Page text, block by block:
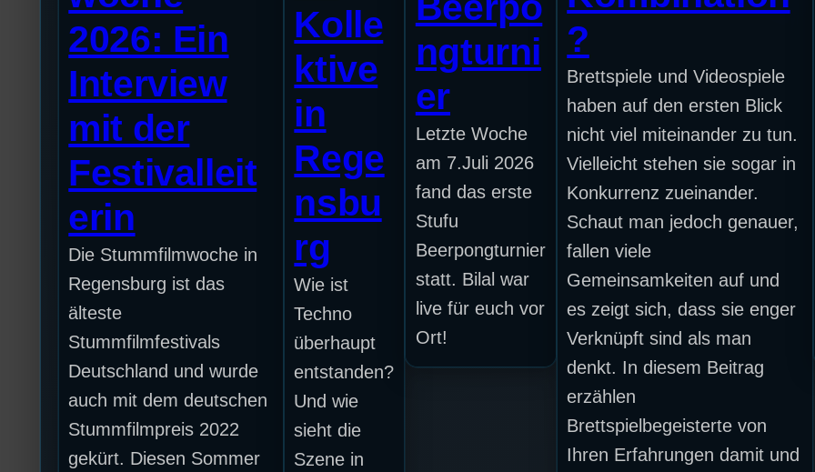
2026: Ein
Interview
mit der
Festivalleit
erin
Die Stummfilmwoche in
Regensburg ist das
älteste
Stummfilmfestivals
Deutschland und wurde
auch mit dem deutschen
Stummfilmpreis 2022
gekürt. Diesen Sommer
Kolle
ktive
in
Rege
nsbu
rg
Wie ist
Techno
überhaupt
entstanden?
Und wie
sieht die
Szene in
ngturni
er
Letzte Woche
am 7.Juli 2026
fand das erste
Stufu
Beerpongturnier
statt. Bilal war
live für euch vor
Ort!
?
Brettspiele und Videospiele
haben auf den ersten Blick
nicht viel miteinander zu tun.
Vielleicht stehen sie sogar in
Konkurrenz zueinander.
Schaut man jedoch genauer,
fallen viele
Gemeinsamkeiten auf und
es zeigt sich, dass sie enger
Verknüpft sind als man
denkt. In diesem Beitrag
erzählen
Brettspielbegeisterte von
Ihren Erfahrungen damit und